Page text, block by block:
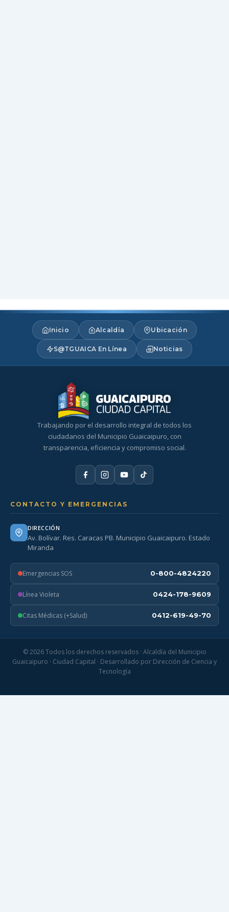
Inicio Alcaldía Ubicación
S@TGUAICA En Línea Noticias
Trabajando por el desarrollo integral de todos los
ciudadanos del Municipio Guaicaipuro, con
transparencia, eficiencia y compromiso social.
CONTACTO Y EMERGENCIAS
DIRECCIÓN
Av. Bolívar. Res. Caracas PB. Municipio Guaicaipuro. Estado
Miranda
Emergencias SOS 0-800-4824220
Línea Violeta 0424-178-9609
Citas Médicas (+Salud) 0412-619-49-70
© 2026 Todos los derechos reservados · Alcaldía del Municipio
Guaicaipuro · Ciudad Capital · Desarrollado por Dirección de Ciencia y
Tecnología